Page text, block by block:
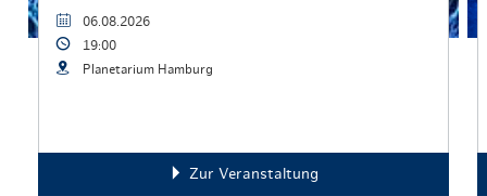
06.08.2026
19:00
Planetarium Hamburg
Zur Veranstaltung